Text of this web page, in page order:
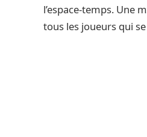
l’espace-temps. Une
tous les joueurs qui